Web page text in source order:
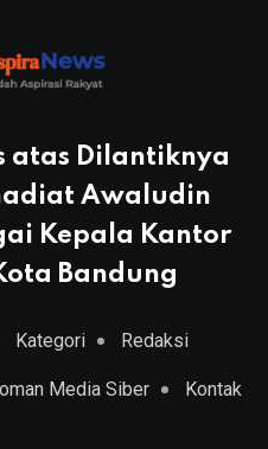
atas Dilantiknya
Awaludin
Kepala Kantor
Bandung
Kategori Redaksi
Media Siber Kontak